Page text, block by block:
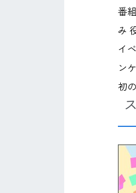
番
み
イ
ン
初